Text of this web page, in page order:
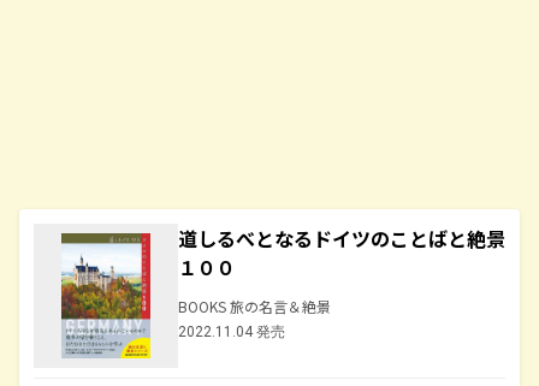
道しるべとなるドイツのことばと絶景
１００
BOOKS 旅の名言＆絶景
2022.11.04 発売